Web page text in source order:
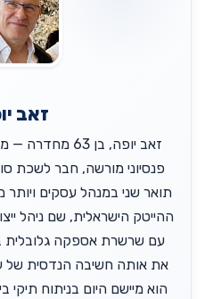
זאב
פנסיוני מורשה, חבר לשכת
עם שרשרת אספקה גלובלית
את אותה חשיבה הנדסית של
הוא מיישם היום בניתוח תיקי